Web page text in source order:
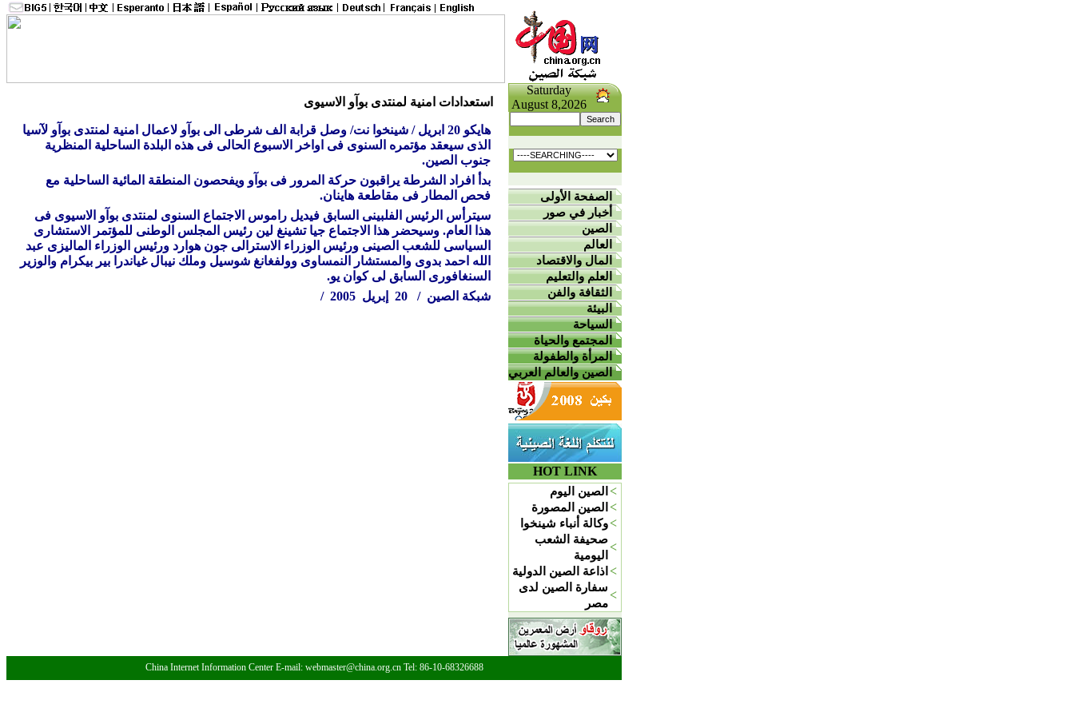
استعدادات امنية لمنتدى بوآو الاسيوى
هايكو 20 ابريل / شينخوا نت/ وصل قرابة الف شرطى الى بوآو لاعمال امنية لمنتدى بوآو لآسيا
الذى سيعقد مؤتمره السنوى فى اواخر الاسبوع الحالى فى هذه البلدة الساحلية المنظرية
جنوب الصين.
بدأ افراد الشرطة يراقبون حركة المرور فى بوآو ويفحصون المنطقة المائية الساحلية مع
فحص المطار فى مقاطعة هاينان.
سيترأس الرئيس الفلبينى السابق فيديل راموس الاجتماع السنوى لمنتدى بوآو الاسيوى فى
هذا العام. وسيحضر هذا الاجتماع جيا تشينغ لين رئيس المجلس الوطنى للمؤتمر الاستشارى
السياسى للشعب الصينى ورئيس الوزراء الاسترالى جون هوارد ورئيس الوزراء الماليزى عبد
الله احمد بدوى والمستشار النمساوى وولفغانغ شوسيل وملك نيبال غياندرا بير بيكرام والوزير
السنغافورى السابق لى كوان يو.
شبكة الصين / 20 إبريل 2005 /
Saturday
August 8,2026
الصفحة الأولى
أخبار في صور
الصين
العالم
المال والاقتصاد
العلم والتعليم
الثقافة والفن
البيئة
السياحة
المجتمع والحياة
المرأة والطفولة
الصين والعالم العربي
HOT LINK
الصين اليوم <
الصين المصورة <
وكالة أنباء شينخوا<
صحيفة الشعب
اليومية
<
اذاعة الصين الدولية <
سفارة الصين لدى
مصر
<
China Internet Information Center E-mail: webmaster@china.org.cn Tel: 86-10-68326688